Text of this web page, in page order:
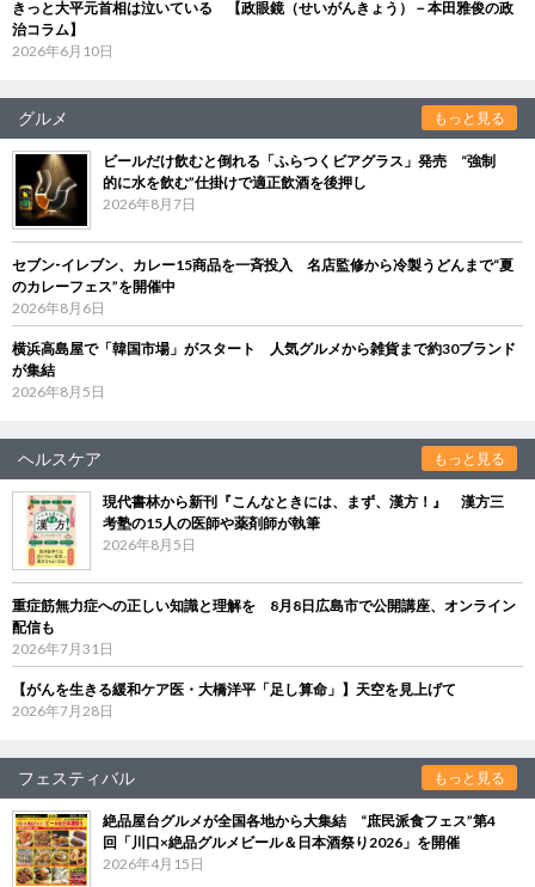
きっと大平元首相は泣いている 【政眼鏡（せいがんきょう）－本田雅俊の政
治コラム】
2026年6月10日
グルメ もっと見る
ビールだけ飲むと倒れる「ふらつくビアグラス」発売 “強制
的に水を飲む”仕掛けで適正飲酒を後押し
2026年8月7日
セブン‐イレブン、カレー15商品を一斉投入 名店監修から冷製うどんまで“夏
のカレーフェス”を開催中
2026年8月6日
横浜高島屋で「韓国市場」がスタート 人気グルメから雑貨まで約30ブランド
が集結
2026年8月5日
ヘルスケア もっと見る
現代書林から新刊『こんなときには、まず、漢方！』 漢方三
考塾の15人の医師や薬剤師が執筆
2026年8月5日
重症筋無力症への正しい知識と理解を 8月8日広島市で公開講座、オンライン
配信も
2026年7月31日
【がんを生きる緩和ケア医・大橋洋平「足し算命」】天空を見上げて
2026年7月28日
フェスティバル もっと見る
絶品屋台グルメが全国各地から大集結 “庶民派食フェス”第4
回「川口×絶品グルメビール＆日本酒祭り2026」を開催
2026年4月15日